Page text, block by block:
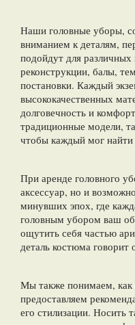
Наши головные уборы,
вниманием к деталям,
подойдут для
реконструкции, балы,
постановки. Каждый
высококачественных
долговечность и
традиционные модели,
чтобы каждый мог
При аренде головного
аксессуар, но и
минувших эпох, где
головным убором ваш
ощутить себя частью
деталь костюма говорит
Мы также понимаем, как
предоставляем
его стилизации. Носить